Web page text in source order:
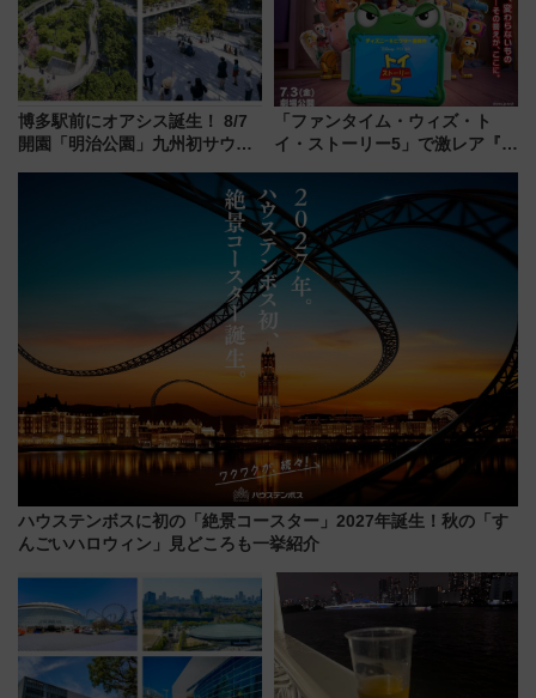
博多駅前にオアシス誕生！ 8/7
開園「明治公園」九州初サウナ
品グルメ登場で駅前の過ごし方
「ファンタイム・ウィズ・ト
イ・ストーリー5」で激レア『ロ
デコレーションも徹底解説
ハウステンボスに初の「絶景コースター」2027年誕生！秋の「す
んごいハロウィン」見どころも一挙紹介